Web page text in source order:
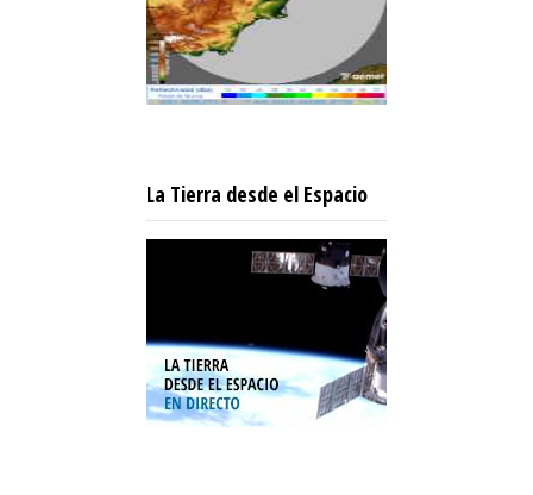
La Tierra desde el Espacio